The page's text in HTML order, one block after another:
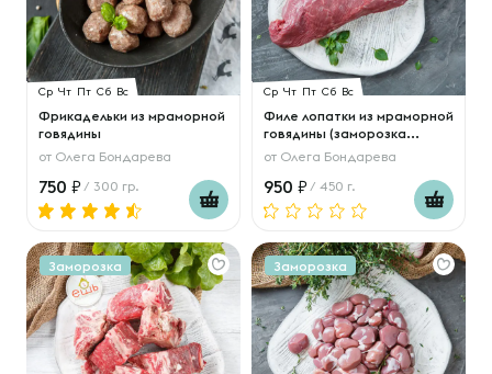
Ср Чт Пт Сб Вс
Фрикадельки из мраморной
говядины
от Олега Бондарева
750 / 300 гр.
Ср Чт Пт Сб Вс
Филе лопатки из мраморной
говядины (заморозка...
от Олега Бондарева
950 / 450 г.
Заморозка Заморозка